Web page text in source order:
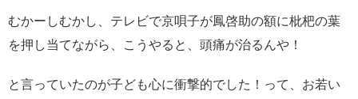
むかーしむかし、テレビで京唄子が鳳啓助の額に枇杷の葉
を押し当てながら、こうやると、頭痛が治るんや！
と言っていたのが子ども心に衝撃的でした！って、お若い